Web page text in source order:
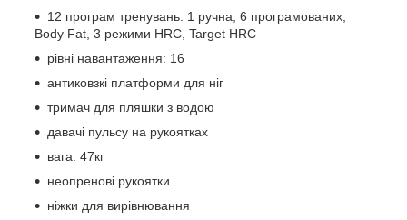
12 програм тренувань: 1 ручна, 6 програмованих,
Body Fat, 3 режими HRC, Target HRC
рівні навантаження: 16
антиковзкі платформи для ніг
тримач для пляшки з водою
давачі пульсу на рукоятках
вага: 47кг
неопренові рукоятки
ніжки для вирівнювання